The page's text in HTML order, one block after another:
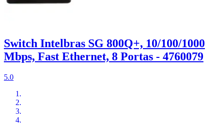
Switch Intelbras SG 800Q+, 10/100/1000
Mbps, Fast Ethernet, 8 Portas - 4760079
5.0